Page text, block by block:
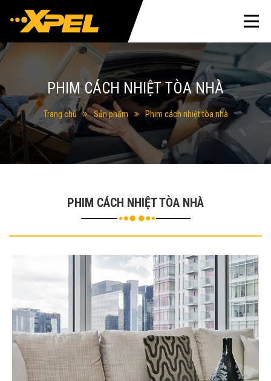
PHIM CÁCH NHIỆT TÒA NHÀ
Trang chủ Sản phẩm Phim cách nhiệt tòa nhà
PHIM CÁCH NHIỆT TÒA NHÀ